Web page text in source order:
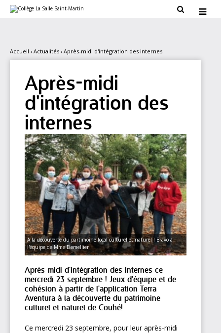
navigation
personnels
 
Accueil › Actualités › Après-midi d'intégration des internes
Après-midi
d'intégration des
internes
A la découverte du partimoine local culturel et naturel ! Bravo à
l'équipe de Mme Demellier !
Après-midi d'intégration des internes ce
mercredi 23 septembre ! Jeux d'équipe et de
cohésion à partir de l'application Terra
Aventura à la découverte du patrimoine
culturel et naturel de Couhé!
Ce mercredi 23 septembre, pour leur après-midi